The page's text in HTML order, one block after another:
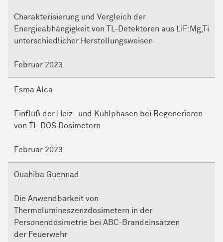
Charakterisierung und Vergleich der
Energieabhängigkeit von TL-Detektoren aus LiF:Mg,Ti
unterschiedlicher Herstellungsweisen
Februar 2023
Esma Alca
Einfluß der Heiz- und Kühlphasen bei Regenerieren
von TL-DOS Dosimetern
Februar 2023
Ouahiba Guennad
Die Anwendbarkeit von
Thermolumineszenzdosimetern in der
Personendosimetrie bei ABC-Brandeinsätzen
der Feuerwehr